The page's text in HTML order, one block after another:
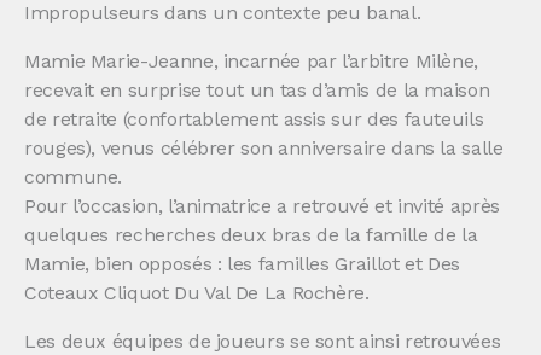
Impropulseurs dans un contexte peu banal.
Mamie Marie-Jeanne, incarnée par l’arbitre Milène,
recevait en surprise tout un tas d’amis de la maison
de retraite (confortablement assis sur des fauteuils
rouges), venus célébrer son anniversaire dans la salle
commune.
Pour l’occasion, l’animatrice a retrouvé et invité après
quelques recherches deux bras de la famille de la
Mamie, bien opposés : les familles Graillot et Des
Coteaux Cliquot Du Val De La Rochère.
Les deux équipes de joueurs se sont ainsi retrouvées